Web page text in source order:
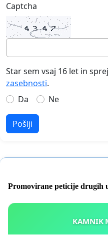
Captcha
Star sem vsaj 16 let in
zasebnosti.
Da
Ne
Pošlji
Promovirane peticije drugih